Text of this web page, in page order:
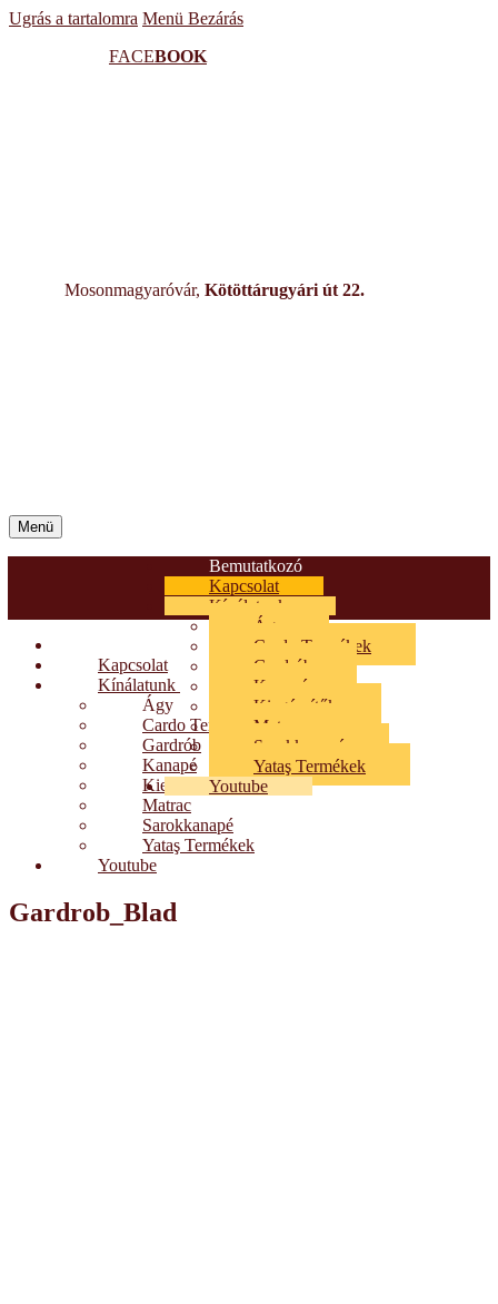
Ugrás a tartalomra Menü Bezárás
FACEBOOK
Mosonmagyaróvár, Kötöttárugyári út 22.
Menü
Bemutatkozó
Kapcsolat
Kínálatunk
Ágy
Cardo Termékek
Gardrób
Kanapé
Kiegészítők
Matrac
Sarokkanapé
Yataş Termékek
Youtube
Bemutatkozó
Kapcsolat
Kínálatunk
Ágy
Cardo Termékek
Gardrób
Kanapé
Kiegészítők
Matrac
Sarokkanapé
Yataş Termékek
Youtube
Gardrob_Blad